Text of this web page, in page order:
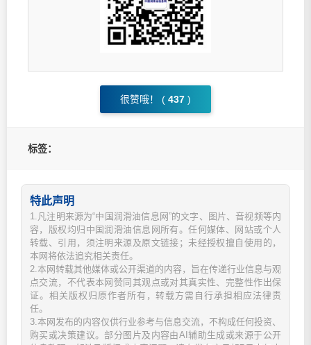
很赞哦！ ( 437 )
标签：
特此声明
1.凡注明来源为“中国润滑油信息网”的文字、图片、音视频等内
容，版权均归中国润滑油信息网所有。任何媒体、网站或个人
转载、引用，须注明来源及原文链接；未经授权擅自使用的，
本网将依法追究相关责任。
2.本网转载其他媒体或公开渠道的内容，旨在传递行业信息与观
点交流，不代表本网赞同其观点或对其真实性、完整性作出保
证。相关版权归原作者所有，转载方需自行承担相应法律责
任。
3.本网发布的内容仅供行业参考与信息交流，不构成任何投资、
购买或决策建议。部分图片及内容由AI辅助生成或来源于公开